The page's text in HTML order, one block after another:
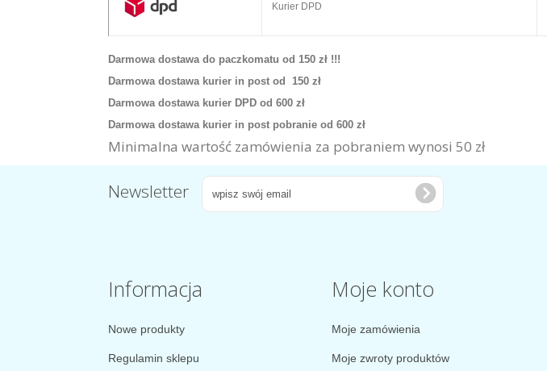
Kurier DPD
Darmowa dostawa do paczkomatu od 150 zł !!!
Darmowa dostawa kurier in post od 150 zł
Darmowa dostawa kurier DPD od 600 zł
Darmowa dostawa kurier in post pobranie od 600 zł
Minimalna wartość zamówienia za pobraniem wynosi 50 zł
Newsletter
Informacja
Nowe produkty
Regulamin sklepu
Moje konto
Moje zamówienia
Moje zwroty produktów